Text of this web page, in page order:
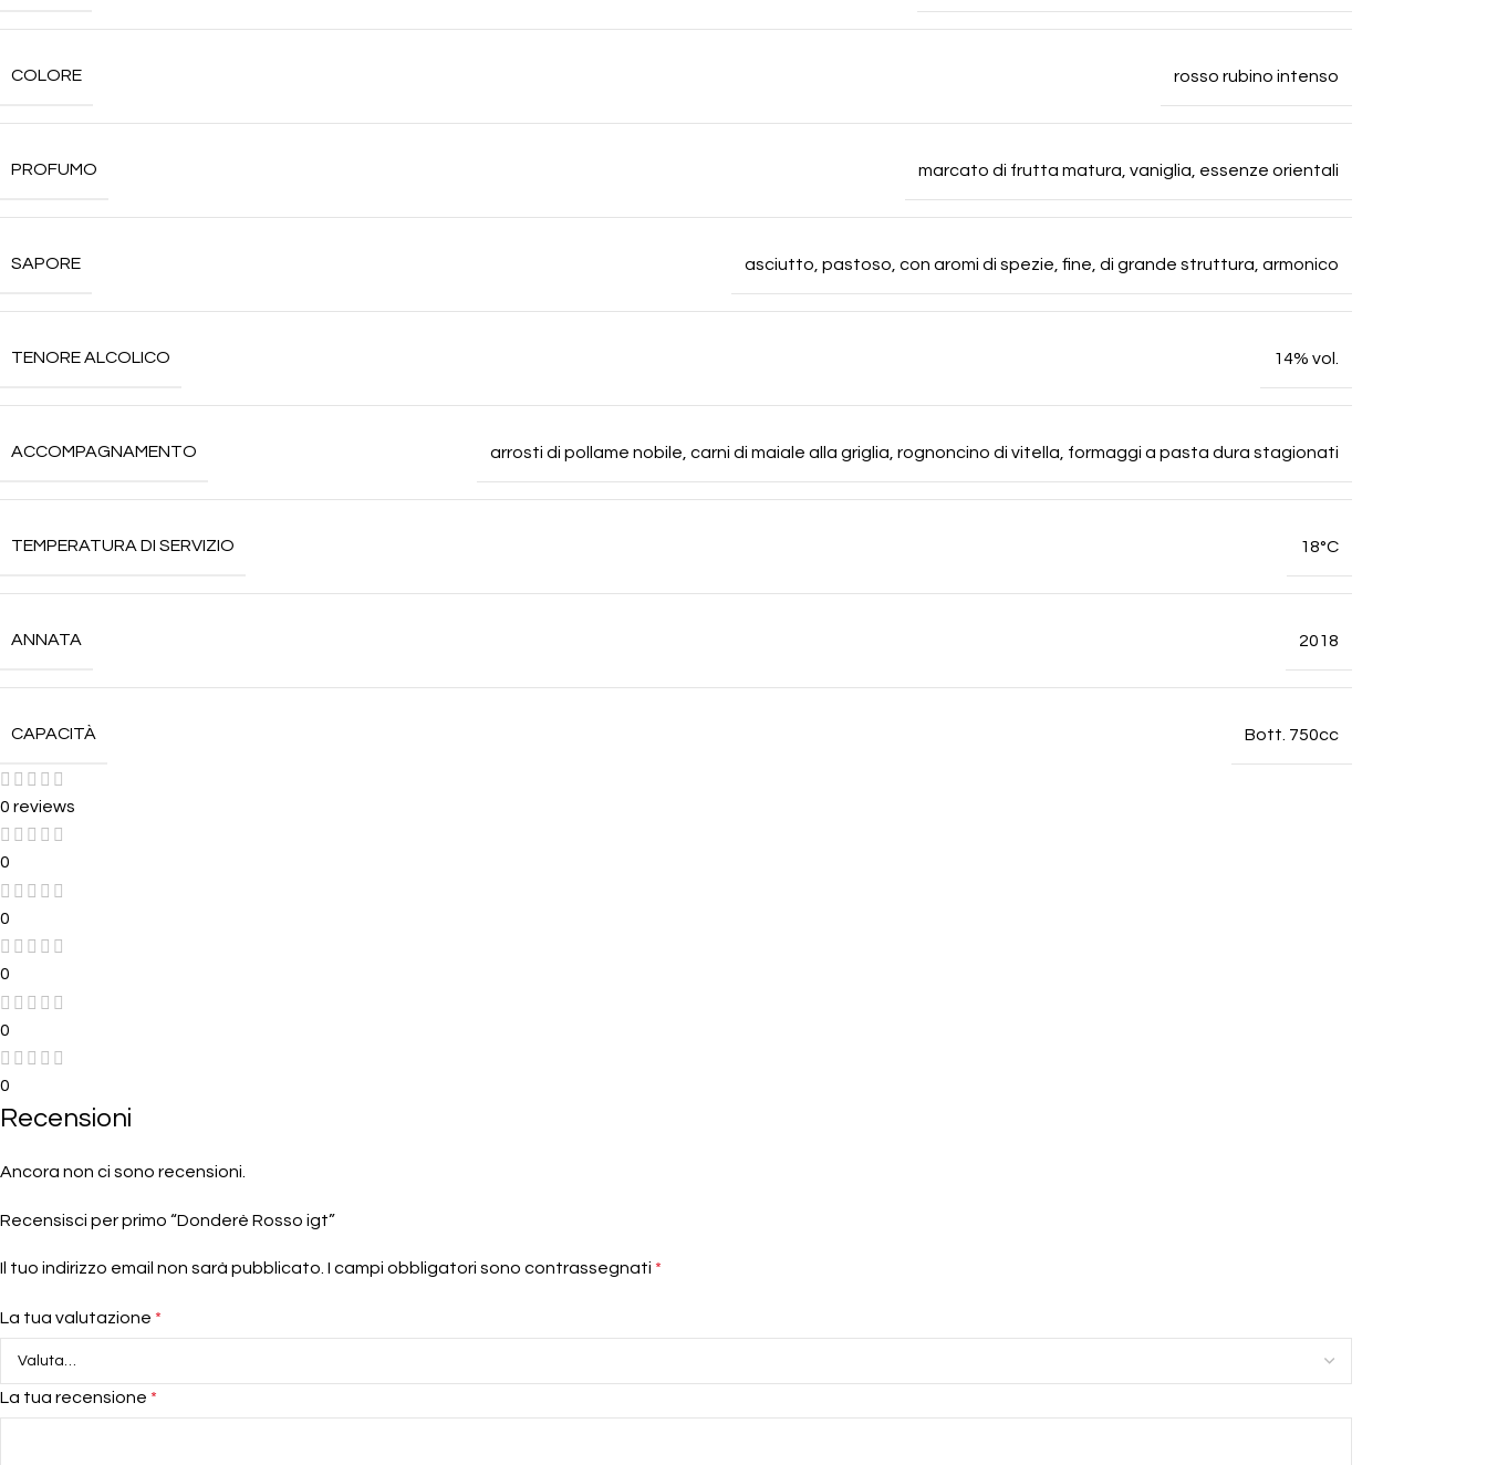
COLORE rosso rubino intenso
PROFUMO marcato di frutta matura, vaniglia, essenze orientali
SAPORE asciutto, pastoso, con aromi di spezie, fine, di grande struttura, armonico
TENORE ALCOLICO 14% vol.
ACCOMPAGNAMENTO arrosti di pollame nobile, carni di maiale alla griglia, rognoncino di vitella, formaggi a pasta dura stagionati
TEMPERATURA DI SERVIZIO 18°C
ANNATA 2018
CAPACITÀ Bott. 750cc
0 reviews
0
0
0
0
0
Recensioni
Ancora non ci sono recensioni.
Recensisci per primo “Donderè Rosso igt”
Il tuo indirizzo email non sarà pubblicato. I campi obbligatori sono contrassegnati *
La tua valutazione *
La tua recensione *